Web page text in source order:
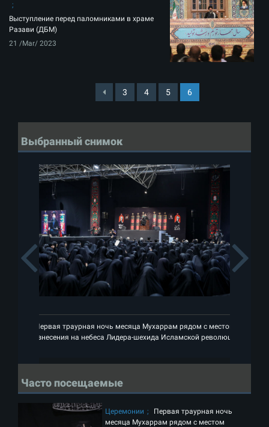
Выступление перед паломниками в храме
Разави (ДБМ)
21 /Mar/ 2023
3 4 5 6
Выбранный снимок
Первая траурная ночь месяца Мухаррам рядом с местом
вознесения на небеса Лидера-шехида Исламской революции
Previous
Часто посещаемые
Церемонии
Первая траурная ночь
месяца Мухаррам рядом с местом